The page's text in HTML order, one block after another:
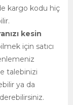
kargo kodu hiç
kesin
için satıcı
talebinizi
ya da